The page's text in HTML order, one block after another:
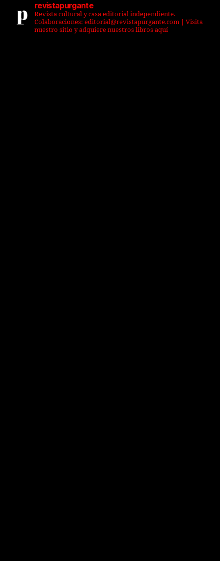
revistapurgante
Revista cultural y casa editorial independiente.
Colaboraciones: editorial@revistapurgante.com | Visita
nuestro sitio y adquiere nuestros libros aquí